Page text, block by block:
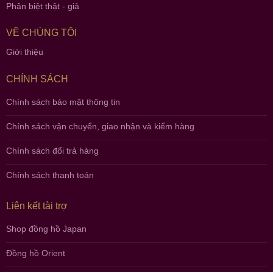
Phân biệt thật - giả
VỀ CHÚNG TÔI
Giới thiệu
CHÍNH SÁCH
Chính sách bảo mật thông tin
Chính sách vận chuyển, giao nhận và kiểm hàng
Chính sách đổi trả hàng
Chính sách thanh toán
Liên kết tài trợ
Shop đồng hồ Japan
Đồng hồ Orient